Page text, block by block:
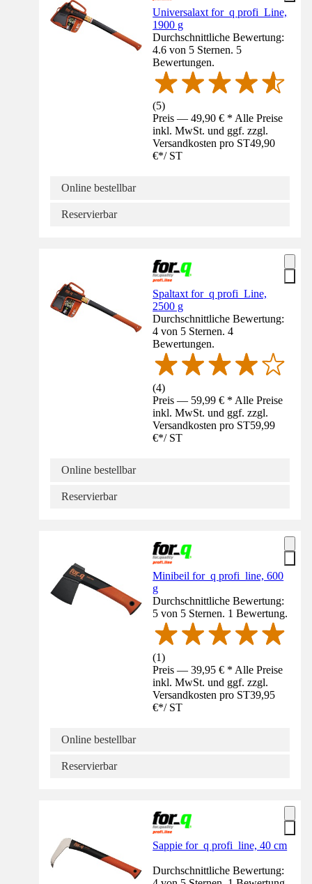
Universalaxt for_q profi_Line,
1900 g
Durchschnittliche Bewertung:
4.6 von 5 Sternen. 5
Bewertungen.
(5)
Preis — 49,90 € * Alle Preise
inkl. MwSt. und ggf. zzgl.
Versandkosten pro ST49,90
€*/ ST
Online bestellbar
Reservierbar
Spaltaxt for_q profi_Line,
2500 g
Durchschnittliche Bewertung:
4 von 5 Sternen. 4
Bewertungen.
(4)
Preis — 59,99 € * Alle Preise
inkl. MwSt. und ggf. zzgl.
Versandkosten pro ST59,99
€*/ ST
Online bestellbar
Reservierbar
Minibeil for_q profi_line, 600
g
Durchschnittliche Bewertung:
5 von 5 Sternen. 1 Bewertung.
(1)
Preis — 39,95 € * Alle Preise
inkl. MwSt. und ggf. zzgl.
Versandkosten pro ST39,95
€*/ ST
Online bestellbar
Reservierbar
Sappie for_q profi_line, 40 cm
Durchschnittliche Bewertung: